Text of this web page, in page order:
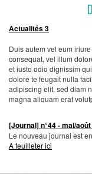
Actualités 3
Duis autem vel eum
consequat, vel illum
et iusto odio dignissim
dolore te feugait nulla
adipiscing elit, sed diam
magna aliquam erat
[Journal] n°44 - mai/
Le nouveau journal est
A feuilleter ici